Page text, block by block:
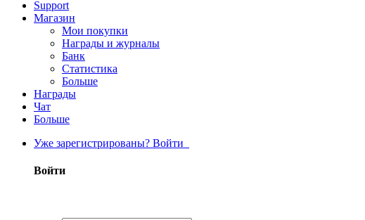
Support
Магазин
Мои покупки
Награды и журналы
Банк
Статистика
Больше
Награды
Чат
Больше
Уже зарегистрированы? Войти
Войти